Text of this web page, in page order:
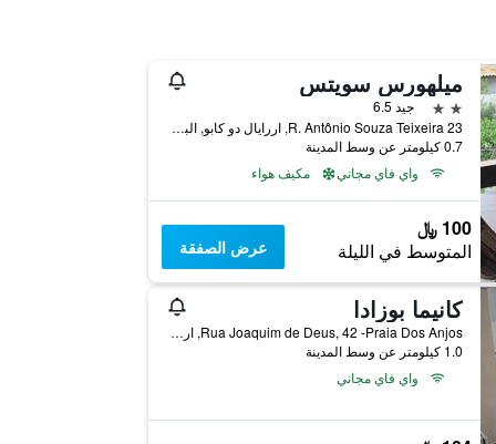
ميلهورس سويتس
2 نجمتين
جيد 6.5
R. Antônio Souza Teixeira 23, اررايال دو كابو, البرازيل
0.7 كيلومتر عن وسط المدينة
واي فاي مجاني
مكيف هواء
100 ﷼
المتوسط في الليلة عرض الصفقة
كانيما بوزادا
Rua Joaquim de Deus, 42 -Praia Dos Anjos, اررايال دو كابو, البرازيل
1.0 كيلومتر عن وسط المدينة
واي فاي مجاني